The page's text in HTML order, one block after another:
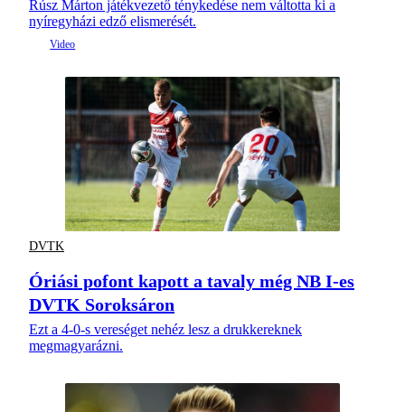
Rúsz Márton játékvezető ténykedése nem váltotta ki a
nyíregyházi edző elismerését.
DVTK
Óriási pofont kapott a tavaly még NB I-es
DVTK Soroksáron
Ezt a 4-0-s vereséget nehéz lesz a drukkereknek
megmagyarázni.